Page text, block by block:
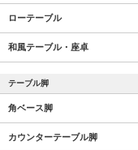
ローテーブル
和風テーブル・座卓
テーブル脚
角ベース脚
カウンターテーブル脚